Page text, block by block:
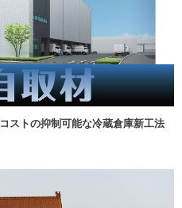
ストの抑制可能な冷蔵倉庫新工法